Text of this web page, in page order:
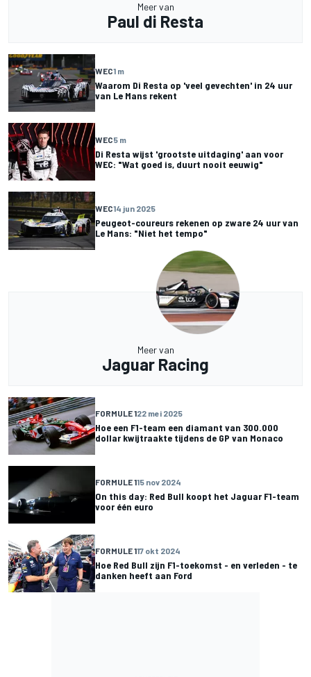
Meer van
Paul di Resta
WEC1 m
Waarom Di Resta op 'veel gevechten' in 24 uur
van Le Mans rekent
WEC5 m
Di Resta wijst 'grootste uitdaging' aan voor
WEC: "Wat goed is, duurt nooit eeuwig"
WEC14 jun 2025
Peugeot-coureurs rekenen op zware 24 uur van
Le Mans: "Niet het tempo"
Meer van
Jaguar Racing
FORMULE 122 mei 2025
Hoe een F1-team een diamant van 300.000
dollar kwijtraakte tijdens de GP van Monaco
FORMULE 115 nov 2024
On this day: Red Bull koopt het Jaguar F1-team
voor één euro
FORMULE 117 okt 2024
Hoe Red Bull zijn F1-toekomst - en verleden - te
danken heeft aan Ford